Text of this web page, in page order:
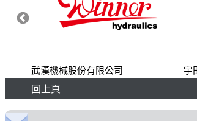
武漢機械股份有限公司 宇
回上頁